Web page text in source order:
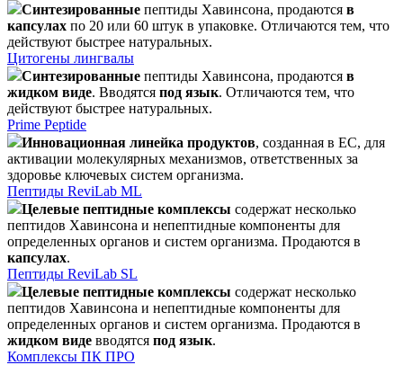
Синтезированные пептиды Хавинсона, продаются в
капсулах по 20 или 60 штук в упаковке. Отличаются тем, что
действуют быстрее натуральных.
Цитогены лингвалы
Синтезированные пептиды Хавинсона, продаются в
жидком виде. Вводятся под язык. Отличаются тем, что
действуют быстрее натуральных.
Prime Peptide
Инновационная линейка продуктов, созданная в ЕС, для
активации молекулярных механизмов, ответственных за
здоровье ключевых систем организма.
Пептиды ReviLab ML
Целевые пептидные комплексы содержат несколько
пептидов Хавинсона и непептидные компоненты для
определенных органов и систем организма. Продаются в
капсулах.
Пептиды ReviLab SL
Целевые пептидные комплексы содержат несколько
пептидов Хавинсона и непептидные компоненты для
определенных органов и систем организма. Продаются в
жидком виде вводятся под язык.
Комплексы ПК ПРО